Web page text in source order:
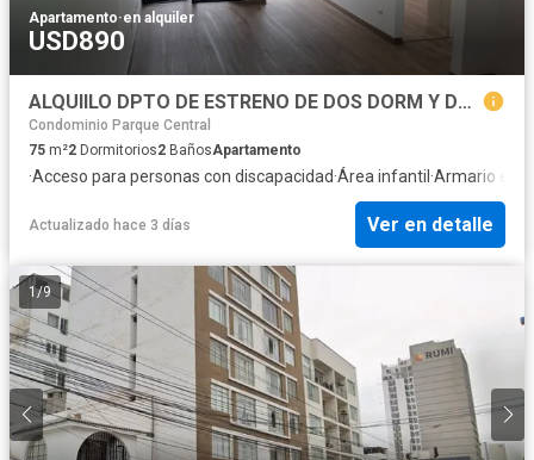
Apartamento·en alquiler
USD890
ALQUIILO DPTO DE ESTRENO DE DOS DORM Y DOS BAÑOS EN JESUS MARIA $ 890
Condominio Parque Central
75 m²2 Dormitorios2 BañosApartamento
·Acceso para personas con discapacidad·Área infantil ·Armario
Actualizado hace 3 días Ver en detalle
1/9